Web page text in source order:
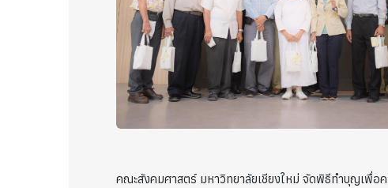
คณะสังคมศาสตร์ มหาวิทยาลัยเชียงใหม่ จัดพิธีทำบุญเพื่อ